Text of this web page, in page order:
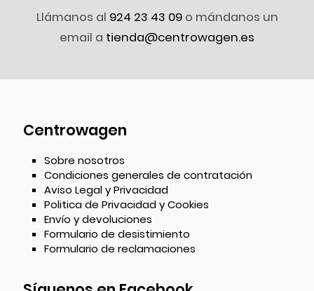
Llámanos al 924 23 43 09o mándanos un
email a tienda@centrowagen.es
Centrowagen
Sobre nosotros
Condiciones generales de contratación
Aviso Legal y Privacidad
Politica de Privacidad y Cookies
Envío y devoluciones
Formulario de desistimiento
Formulario de reclamaciones